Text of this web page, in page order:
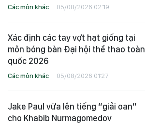
Các môn khác 05/08/2026 02:19
Xác định các tay vợt hạt giống tại
môn bóng bàn Đại hội thể thao toàn
quốc 2026
Các môn khác 05/08/2026 01:27
Jake Paul vừa lên tiếng “giải oan”
cho Khabib Nurmagomedov